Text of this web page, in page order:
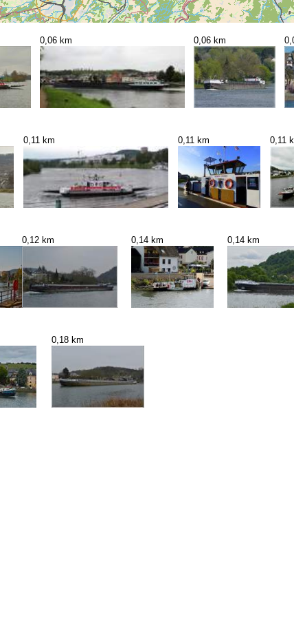
0,06 km 0,06 km
0,11 km 0,11 km 0,11
0,12 km 0,14 km 0,14 km
0,18 km